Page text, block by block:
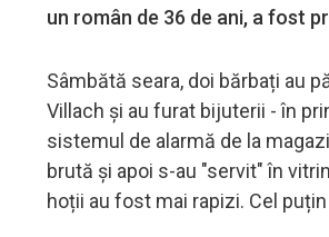
un român de 36 de ani, a fost
Sâmbătă seara, doi bărbați au
Villach și au furat bijuterii - în
sistemul de alarmă de la
brută și apoi s-au "servit" în
hoții au fost mai rapizi. Cel